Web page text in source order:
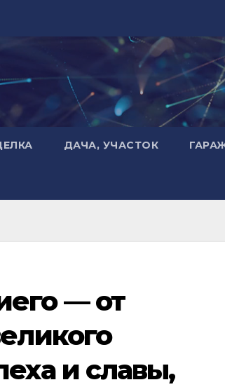
ДАЧА, УЧАСТОК
— от
и славы,